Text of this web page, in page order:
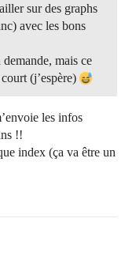
sur des graphs
avec les bons
mais ce
(j’espère)
les infos
!!
index (ça va être un